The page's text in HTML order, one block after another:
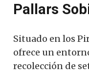
Pallars
Situado en los
ofrece un
recolección de